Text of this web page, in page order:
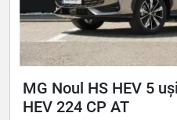
MG Noul HS HEV 5
HEV 224 CP AT